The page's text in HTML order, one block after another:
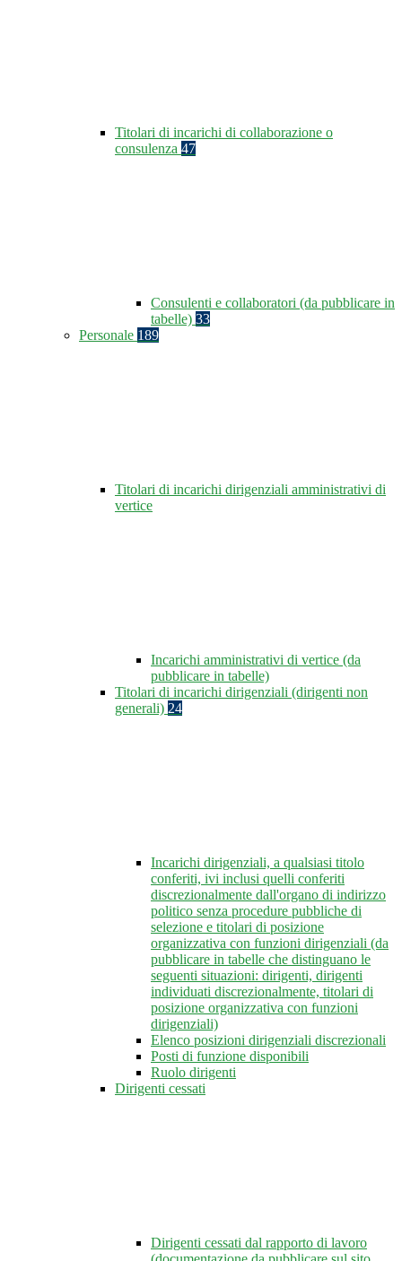
Titolari di incarichi di collaborazione o
consulenza 47
Consulenti e collaboratori (da pubblicare in
tabelle) 33
Personale 189
Titolari di incarichi dirigenziali amministrativi di
vertice
Incarichi amministrativi di vertice (da
pubblicare in tabelle)
Titolari di incarichi dirigenziali (dirigenti non
generali) 24
Incarichi dirigenziali, a qualsiasi titolo
conferiti, ivi inclusi quelli conferiti
discrezionalmente dall'organo di indirizzo
politico senza procedure pubbliche di
selezione e titolari di posizione
organizzativa con funzioni dirigenziali (da
pubblicare in tabelle che distinguano le
seguenti situazioni: dirigenti, dirigenti
individuati discrezionalmente, titolari di
posizione organizzativa con funzioni
dirigenziali)
Elenco posizioni dirigenziali discrezionali
Posti di funzione disponibili
Ruolo dirigenti
Dirigenti cessati
Dirigenti cessati dal rapporto di lavoro